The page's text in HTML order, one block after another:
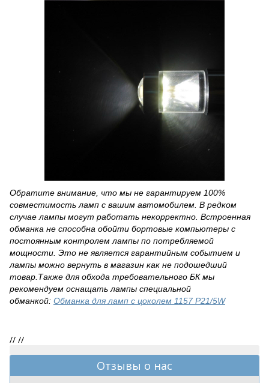
Обратите внимание, что мы не гарантируем 100%
совместимость ламп с вашим автомобилем. В редком
случае лампы могут работать некорректно. Встроенная
обманка не способна обойти бортовые компьютеры с
постоянным контролем лампы по потребляемой
мощности. Это не является гарантийным событием и
лампы можно вернуть в магазин как не подошедший
товар.Также для обхода требовательного БК мы
рекомендуем оснащать лампы специальной
обманкой: Обманка для ламп с цоколем 1157 P21/5W
// //
Отзывы о нас